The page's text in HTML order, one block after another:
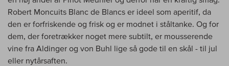
Robert Moncuits Blanc de Blancs er ideel som aperitif, da
den er forfriskende og frisk og er modnet i ståltanke. Og for
dem, der foretrækker noget mere subtilt, er mousserende
vine fra Aldinger og von Buhl lige så gode til en skål - til jul
eller nytårsaften.